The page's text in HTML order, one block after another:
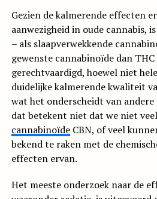
Gezien de kalmerende effecten
aanwezigheid in oude cannabis,
– als slaapverwekkende
gewenste cannabinoïde dan THC
gerechtvaardigd, hoewel niet
duidelijke kalmerende kwaliteit
wat het onderscheidt van
dat betekent niet dat we niet
cannabinoïdeCBN, of veel
bekend te raken met de
effecten ervan.
Het meeste onderzoek naar de